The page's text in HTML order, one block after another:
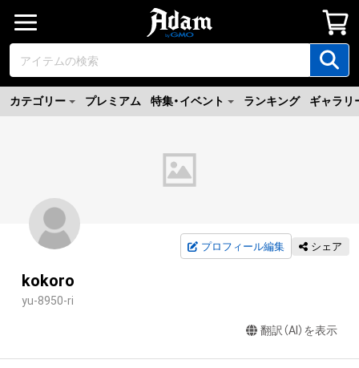
カテゴリー プレミアム 特集・イベント ランキング ギャラリ
プロフィール編集 シェア
kokoro
yu-8950-ri
翻訳（AI）を表示